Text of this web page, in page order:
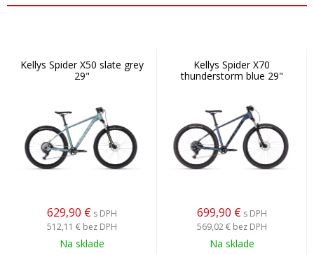
Kellys Spider X50 slate grey
29"
629,90 € s DPH
512,11 € bez DPH
Na sklade
Kellys Spider X70
thunderstorm blue 29"
699,90 € s DPH
569,02 € bez DPH
Na sklade